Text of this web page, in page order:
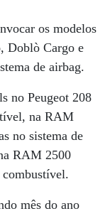
os modelos
Doblò Cargo e
de airbag.
no Peugeot 208
na RAM
no sistema de
RAM 2500
mês do ano